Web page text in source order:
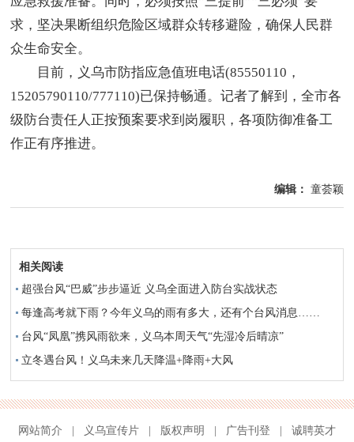
求，坚决果断组织危险区域群众转移避险，确保人民群
众生命安全。
目前，义乌市防指应急值班电话(85550110，
15205790110/777110)已保持畅通。记者了解到，全市各
级防台责任人正按预案要求到岗履职，各项防御准备工
作正有序推进。
编辑： 童荟颖
相关阅读
超强台风“巴威”步步逼近 义乌全面进入防台实战状态
每逢高考就下雨？今年义乌的雨有多大，还有个台风消息……
台风“凤凰”携风雨欲来，义乌本周天气“先湿冷后晴凉”
立冬遇台风！义乌未来几天降温+降雨+大风
网站简介 义乌宣传片 版权声明 广告刊登 诚聘英才